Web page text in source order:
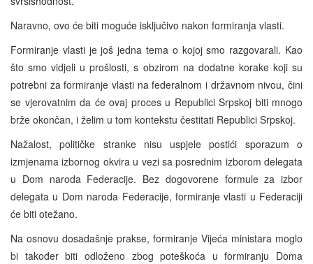
Naravno, ovo će biti moguće isključivo nakon formiranja vlasti.
Formiranje vlasti je još jedna tema o kojoj smo razgovarali. Kao
što smo vidjeli u prošlosti, s obzirom na dodatne korake koji su
potrebni za formiranje vlasti na federalnom i državnom nivou, čini
se vjerovatnim da će ovaj proces u Republici Srpskoj biti mnogo
brže okončan, i želim u tom kontekstu čestitati Republici Srpskoj.
Nažalost, političke stranke nisu uspjele postići sporazum o
izmjenama izbornog okvira u vezi sa posrednim izborom delegata
u Dom naroda Federacije. Bez dogovorene formule za izbor
delegata u Dom naroda Federacije, formiranje vlasti u Federaciji
će biti otežano.
Na osnovu dosadašnje prakse, formiranje Vijeća ministara moglo
bi također biti odloženo zbog poteškoća u formiranju Doma